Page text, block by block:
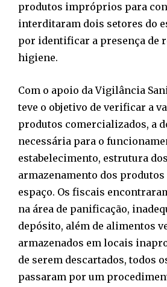
produtos impróprios para
interditaram dois setores do
por identificar a presença de
higiene.
Com o apoio da Vigilância
teve o objetivo de verificar a
produtos comercializados, a
necessária para o
estabelecimento, estrutura
armazenamento dos produtos
espaço. Os fiscais
na área de panificação,
depósito, além de alimentos
armazenados em locais
de serem descartados, todos
passaram por um